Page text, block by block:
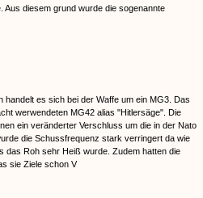
Aus diesem grund wurde die sogenannte
es sich bei der Waffe um ein MG3. Das
werwendeten MG42 alias "Hitlersäge". Die
ein veränderter Verschluss um die in der Nato
die Schussfrequenz stark verringert da wie
das Roh sehr Heiß wurde. Zudem hatten die
sie Ziele schon V